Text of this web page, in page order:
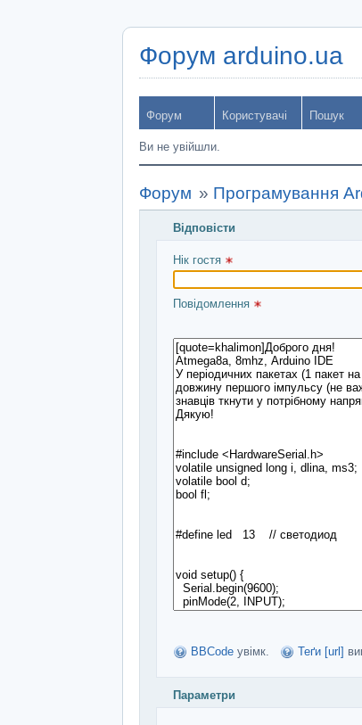
Форум arduino.ua
Форум Користувачі Пошук
Ви не увійшли.
Форум » Програмування
Відповісти
Введіть повідомлення і
Нік гостя
Повідомлення
BBCode увімк. Теґи [url]
Параметри